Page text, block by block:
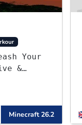
Your
&
Minecraft 26.2